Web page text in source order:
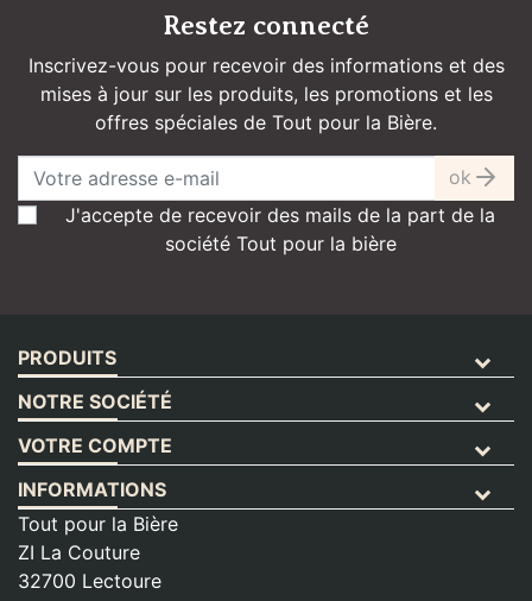
Restez connecté
Inscrivez-vous pour recevoir des informations et des
mises à jour sur les produits, les promotions et les
offres spéciales de Tout pour la Bière.
ok
J'accepte de recevoir des mails de la part de la
société Tout pour la bière
PRODUITS
NOTRE SOCIÉTÉ
VOTRE COMPTE
INFORMATIONS
Tout pour la Bière
ZI La Couture
32700 Lectoure